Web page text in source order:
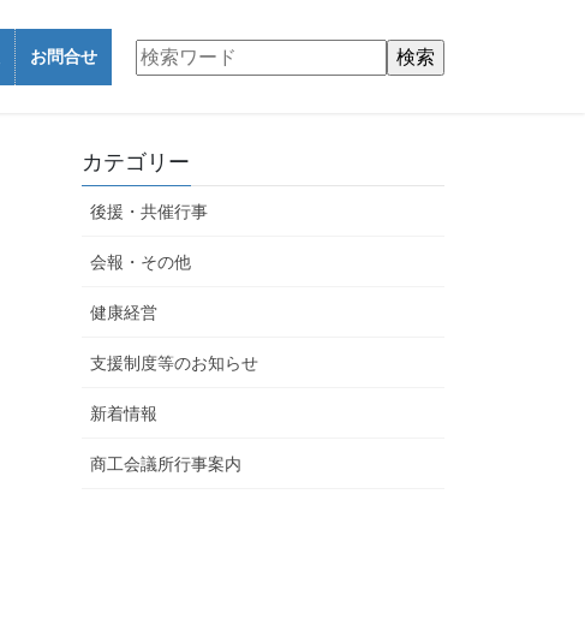
お問合せ
カテゴリー
後援・共催行事
会報・その他
健康経営
支援制度等のお知らせ
新着情報
商工会議所行事案内